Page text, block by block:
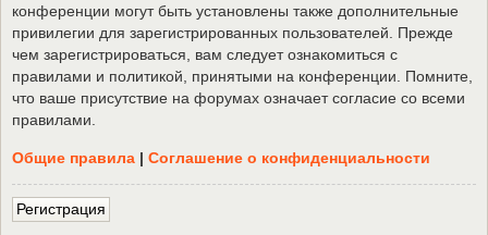
конференции могут быть установлены также дополнительные
привилегии для зарегистрированных пользователей. Прежде
чем зарегистрироваться, вам следует ознакомиться с
правилами и политикой, принятыми на конференции. Помните,
что ваше присутствие на форумах означает согласие со всеми
правилами.
Общие правила | Соглашение о конфиденциальности
Регистрация